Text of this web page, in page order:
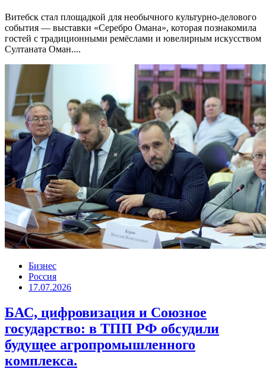
Витебск стал площадкой для необычного культурно-делового
события — выставки «Серебро Омана», которая познакомила
гостей с традиционными ремёслами и ювелирным искусством
Султаната Оман....
Бизнес
Россия
17.07.2026
БАС, цифровизация и Союзное
государство: в ТПП РФ обсудили
будущее агропромышленного
комплекса.